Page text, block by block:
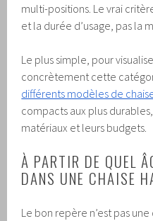
multi-positions. Le vrai
et la durée d’usage, pas la
Le plus simple, pour
concrètement cette
différents modèles de
compacts aux plus
matériaux et leurs budgets.
À PARTIR DE QUEL
DANS UNE CHAISE
Le bon repère n’est pas